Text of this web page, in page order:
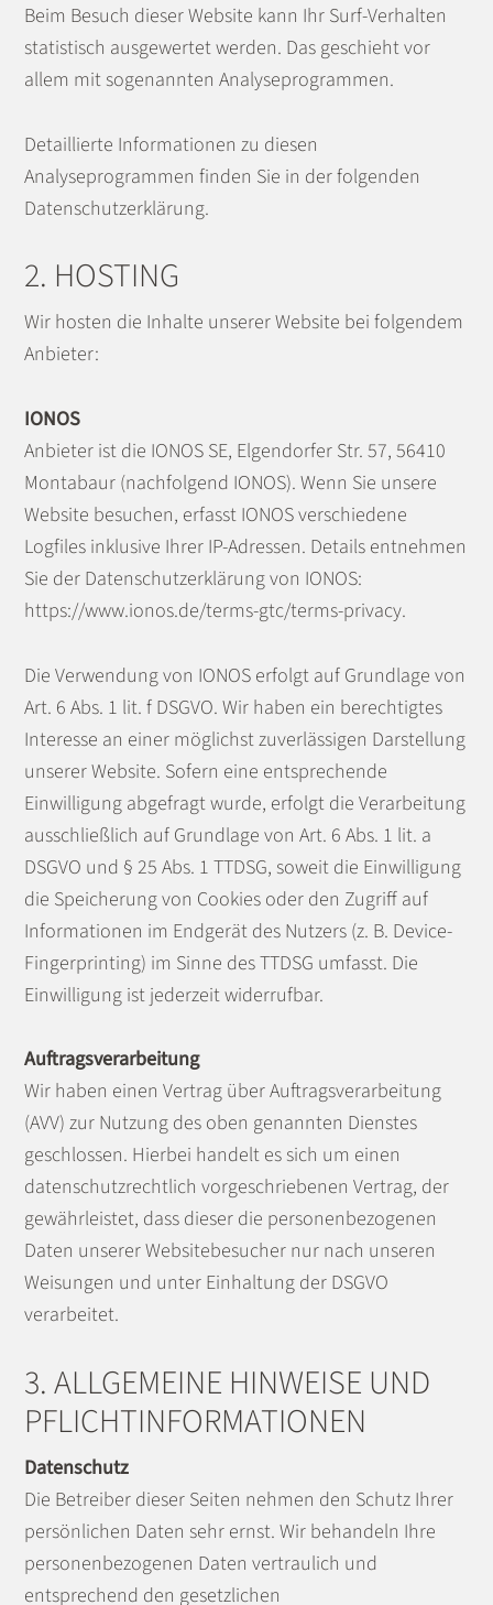
Beim Besuch dieser Website kann Ihr Surf-Verhalten
statistisch ausgewertet werden. Das geschieht vor
allem mit sogenannten Analyseprogrammen.
Detaillierte Informationen zu diesen
Analyseprogrammen finden Sie in der folgenden
Datenschutzerklärung.
2. HOSTING
Wir hosten die Inhalte unserer Website bei folgendem
Anbieter:
IONOS
Anbieter ist die IONOS SE, Elgendorfer Str. 57, 56410
Montabaur (nachfolgend IONOS). Wenn Sie unsere
Website besuchen, erfasst IONOS verschiedene
Logfiles inklusive Ihrer IP-Adressen. Details entnehmen
Sie der Datenschutzerklärung von IONOS:
https://www.ionos.de/terms-gtc/terms-privacy.
Die Verwendung von IONOS erfolgt auf Grundlage von
Art. 6 Abs. 1 lit. f DSGVO. Wir haben ein berechtigtes
Interesse an einer möglichst zuverlässigen Darstellung
unserer Website. Sofern eine entsprechende
Einwilligung abgefragt wurde, erfolgt die Verarbeitung
ausschließlich auf Grundlage von Art. 6 Abs. 1 lit. a
DSGVO und § 25 Abs. 1 TTDSG, soweit die Einwilligung
die Speicherung von Cookies oder den Zugriff auf
Informationen im Endgerät des Nutzers (z. B. Device-
Fingerprinting) im Sinne des TTDSG umfasst. Die
Einwilligung ist jederzeit widerrufbar.
Auftragsverarbeitung
Wir haben einen Vertrag über Auftragsverarbeitung
(AVV) zur Nutzung des oben genannten Dienstes
geschlossen. Hierbei handelt es sich um einen
datenschutzrechtlich vorgeschriebenen Vertrag, der
gewährleistet, dass dieser die personenbezogenen
Daten unserer Websitebesucher nur nach unseren
Weisungen und unter Einhaltung der DSGVO
verarbeitet.
3. ALLGEMEINE HINWEISE UND
PFLICHT­INFORMATIONEN
Datenschutz
Die Betreiber dieser Seiten nehmen den Schutz Ihrer
persönlichen Daten sehr ernst. Wir behandeln Ihre
personenbezogenen Daten vertraulich und
entsprechend den gesetzlichen